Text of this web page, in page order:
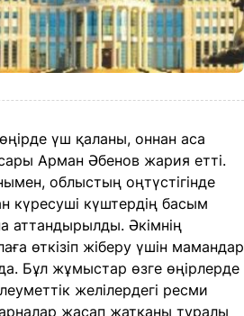
үш қаланы, оннан аса
Арман Әбенов жария етті.
облыстың оңтүстігінде
күресуші күштердің басым
аттандырылды. Әкімнің
өткізіп жіберу үшін мамандар
Бұл жұмыстар өзге өңірлерде
желілердегі ресми
жасап жатқаны туралы